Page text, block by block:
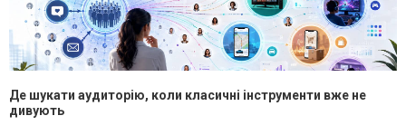
Де шукати аудиторію, коли класичні інструменти вже не
дивують